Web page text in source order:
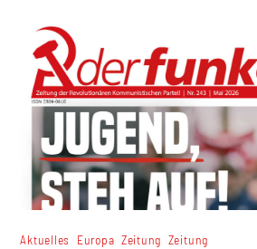
Aktuelles Europa Zeitung Zeitung